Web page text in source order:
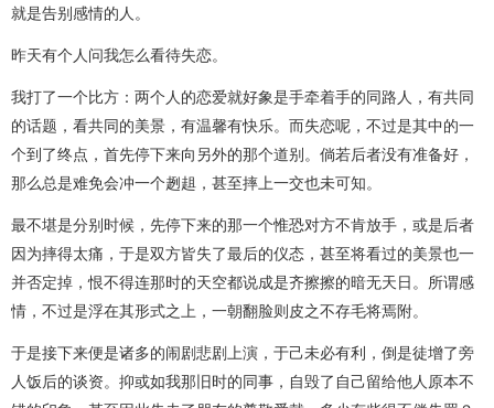
就是告别感情的人。
昨天有个人问我怎么看待失恋。
我打了一个比方：两个人的恋爱就好象是手牵着手的同路人，有共同
的话题，看共同的美景，有温馨有快乐。而失恋呢，不过是其中的一
个到了终点，首先停下来向另外的那个道别。倘若后者没有准备好，
那么总是难免会冲一个趔趄，甚至摔上一交也未可知。
最不堪是分别时候，先停下来的那一个惟恐对方不肯放手，或是后者
因为摔得太痛，于是双方皆失了最后的仪态，甚至将看过的美景也一
并否定掉，恨不得连那时的天空都说成是齐擦擦的暗无天日。所谓感
情，不过是浮在其形式之上，一朝翻脸则皮之不存毛将焉附。
于是接下来便是诸多的闹剧悲剧上演，于己未必有利，倒是徒增了旁
人饭后的谈资。抑或如我那旧时的同事，自毁了自己留给他人原本不